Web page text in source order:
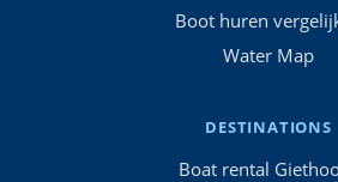
Boot huren
Water Map
DESTINATIONS
Boat rental